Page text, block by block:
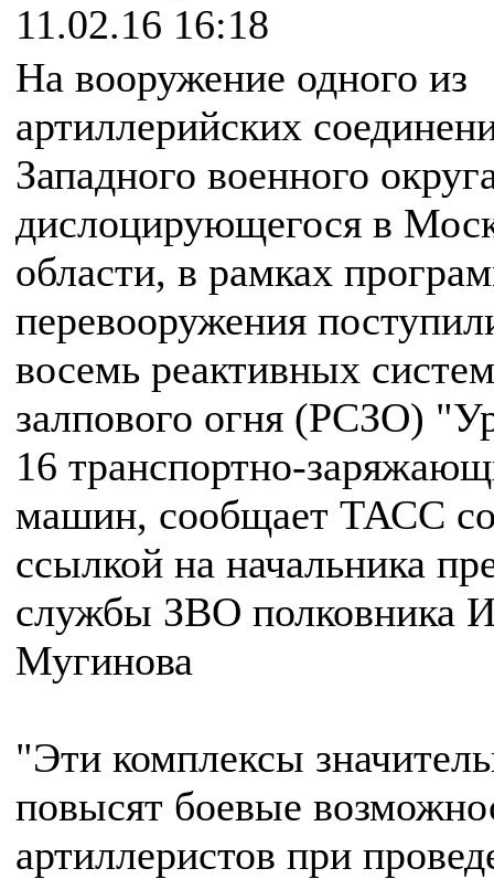
11.02.16 16:18
На вооружение одного из
артиллерийских
Западного военного
дислоцирующегося в
области, в рамках
перевооружения
восемь реактивных систем
залпового огня (РСЗО)
16 транспортно-
машин, сообщает ТАСС
ссылкой на начальника
службы ЗВО полковника
Мугинова
"Эти комплексы
повысят боевые
артиллеристов при